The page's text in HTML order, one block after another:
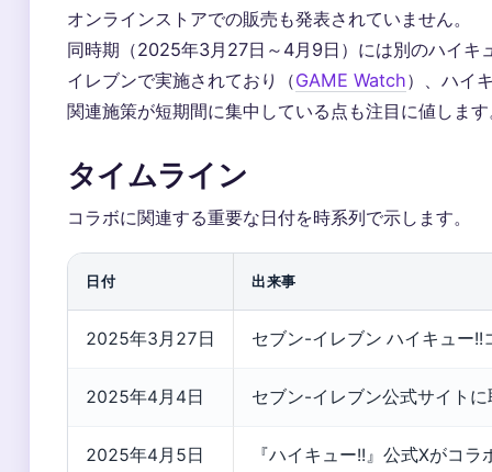
オンラインストアでの販売も発表されていません。
同時期（2025年3月27日～4月9日）には別のハイキ
イレブンで実施されており（GAME Watch）、ハイ
関連施策が短期間に集中している点も注目に値しま
タイムライン
コラボに関連する重要な日付を時系列で示します。
日付 出来事
2025年3月27日 セブン-イレブン ハイキュー
2025年4月4日 セブン-イレブン公式サイト
2025年4月5日 『ハイキュー!!』公式Xがコラ